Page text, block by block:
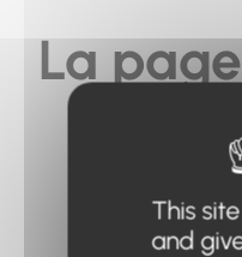
La
vous
This
and